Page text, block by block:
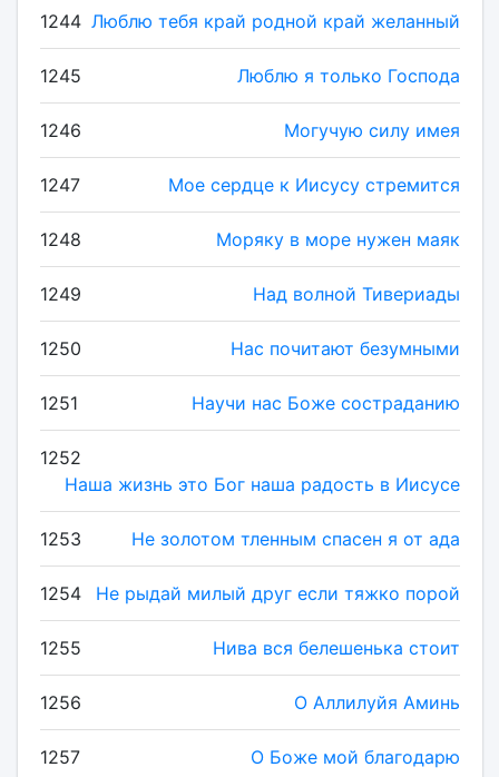
1244 Люблю тебя край родной край желанный
1245 Люблю я только Господа
1246 Могучую силу имея
1247 Мое сердце к Иисусу стремится
1248 Моряку в море нужен маяк
1249 Над волной Тивериады
1250 Нас почитают безумными
1251 Научи нас Боже состраданию
1252
Наша жизнь это Бог наша радость в Иисусе
1253 Не золотом тленным спасен я от ада
1254 Не рыдай милый друг если тяжко порой
1255 Нива вся белешенька стоит
1256 О Аллилуйя Аминь
1257 О Боже мой благодарю